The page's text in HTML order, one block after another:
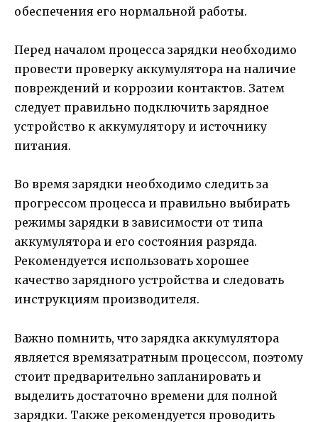
обеспечения его нормальной работы.
Перед началом процесса зарядки необходимо
провести проверку аккумулятора на наличие
повреждений и коррозии контактов. Затем
следует правильно подключить зарядное
устройство к аккумулятору и источнику
питания.
Во время зарядки необходимо следить за
прогрессом процесса и правильно выбирать
режимы зарядки в зависимости от типа
аккумулятора и его состояния разряда.
Рекомендуется использовать хорошее
качество зарядного устройства и следовать
инструкциям производителя.
Важно помнить, что зарядка аккумулятора
является времязатратным процессом, поэтому
стоит предварительно запланировать и
выделить достаточно времени для полной
зарядки. Также рекомендуется проводить